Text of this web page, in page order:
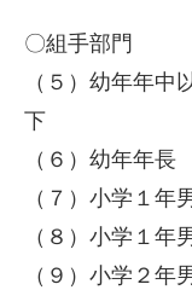
〇組手部門
（５）幼年年中
（６
（７）小学
（８）小学
（９）小学